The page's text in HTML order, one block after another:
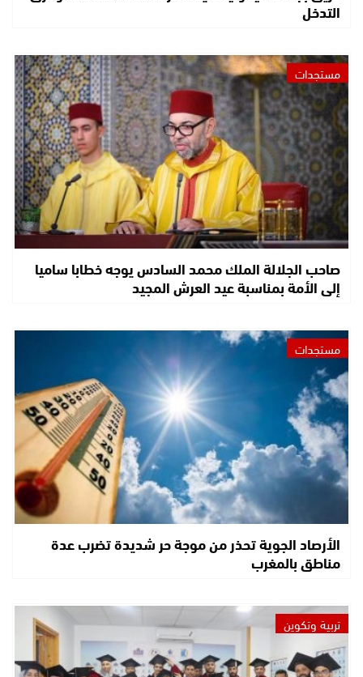
التدخل
مستجدات
صاحب الجلالة الملك محمد السادس يوجه خطابا ساميا
إلى الأمة بمناسبة عيد العرش المجيد
مستجدات
الأرصاد الجوية تحذر من موجة حر شديدة تضرب عدة
مناطق بالمغرب
تربية وتكوين